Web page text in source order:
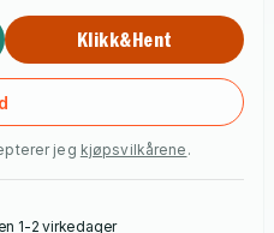
Klikk&Hent
jeg kjøpsvilkårene .
1-2 virkedager